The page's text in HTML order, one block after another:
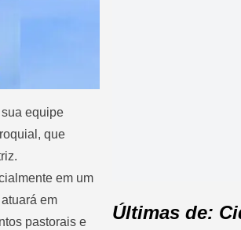
equipe
que
em um
em
pastorais e
Últimas de: